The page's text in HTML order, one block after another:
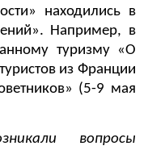
находились в
Например, в
туризму «О
из Франции
(5-9 мая
вопросы